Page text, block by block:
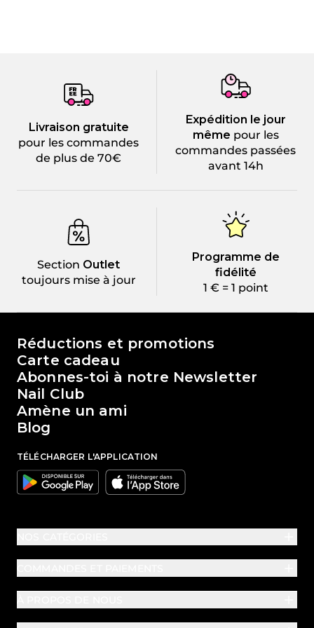
Livraison gratuite
pour les commandes
de plus de 70€
Expédition le jour
même pour les
commandes passées
avant 14h
Section Outlet
toujours mise à jour
Programme de
fidélité
1 € = 1 point
Le monde de Passione Beauty
Réductions et promotions
Carte cadeau
Abonnes-toi à notre Newsletter
Nail Club
Amène un ami
Blog
TÉLÉCHARGER L'APPLICATION
Google Apple